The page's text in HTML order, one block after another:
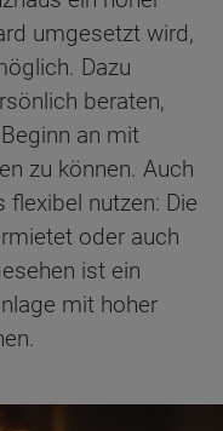
umgesetzt wird,
Dazu
beraten,
an mit
zu können. Auch
nutzen: Die
oder auch
ist ein
mit hoher